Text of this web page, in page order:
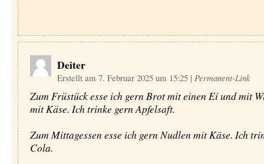
Deiter
Erstellt am 7. Februar 2025 um 15:25 | Permanent-Link
Zum Früstück esse ich gern Brot mit einen Ei und mit
mit Käse. Ich trinke gern Apfelsaft.
Zum Mittagessen esse ich gern Nudlen mit Käse. Ich
Cola.